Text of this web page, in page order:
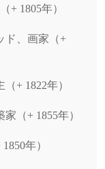
+ 1805年）
ド、画家（+
+ 1822年）
（+ 1855年）
年）